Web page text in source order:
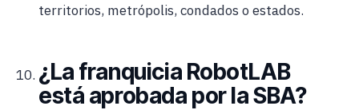
territorios, metrópolis, condados o estados.
¿La franquicia RobotLAB
está aprobada por la SBA?